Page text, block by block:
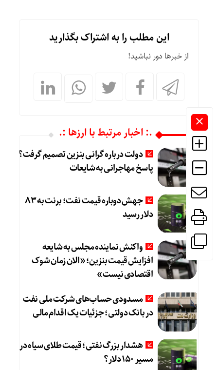
این مطلب را به اشتراک بگذارید
از خبرها دور نباشید!
.: اخبار مرتبط با ارزها :.
دولت درباره گرانی بنزین تصمیم گرفت؟
پاسخ مهاجرانی به شایعات
جهش دوباره قیمت نفت؛ برنت به ۸۳
دلار رسید
واکنش نماینده مجلس به شایعه
افزایش قیمت بنزین؛ «الان زمان شوک
اقتصادی نیست»
مسدودی حساب‌های شرکت ملی نفت
در بانک دولتی؛ جزئیات یک اقدام مالی
هشدار بزرگ نفتی؛ قیمت طلای سیاه در
مسیر ۱۵۰ دلار؟